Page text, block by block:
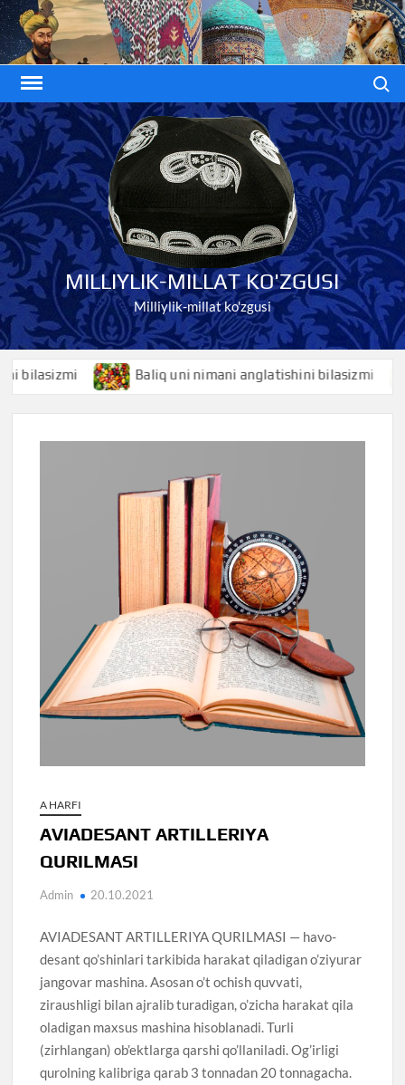
Skip
to
content
MILLIYLIK-MILLAT KO'ZGUSI
Milliylik-millat ko'zgusi
Baliq uni nimani anglatishini bilasizmi
A HARFI
AVIADESANT ARTILLERIYA
QURILMASI
Admin 20.10.2021
AVIADESANT ARTILLERIYA QURILMASI — havo-
desant qo’shinlari tarkibida harakat qiladigan o’ziyurar
jangovar mashina. Asosan o’t ochish quvvati,
ziraushligi bilan ajralib turadigan, o’zicha harakat qila
oladigan maxsus mashina hisoblanadi. Turli
(zirhlangan) ob’ektlarga qarshi qo’llaniladi. Og’irligi
qurolning kalibriga qarab 3 tonnadan 20 tonnagacha.